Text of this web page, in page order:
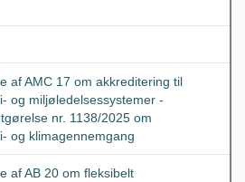
af AMC 17 om akkreditering til
og miljøledelsessystemer -
nr. 1138/2025 om
og klimagennemgang
af AB 20 om fleksibelt